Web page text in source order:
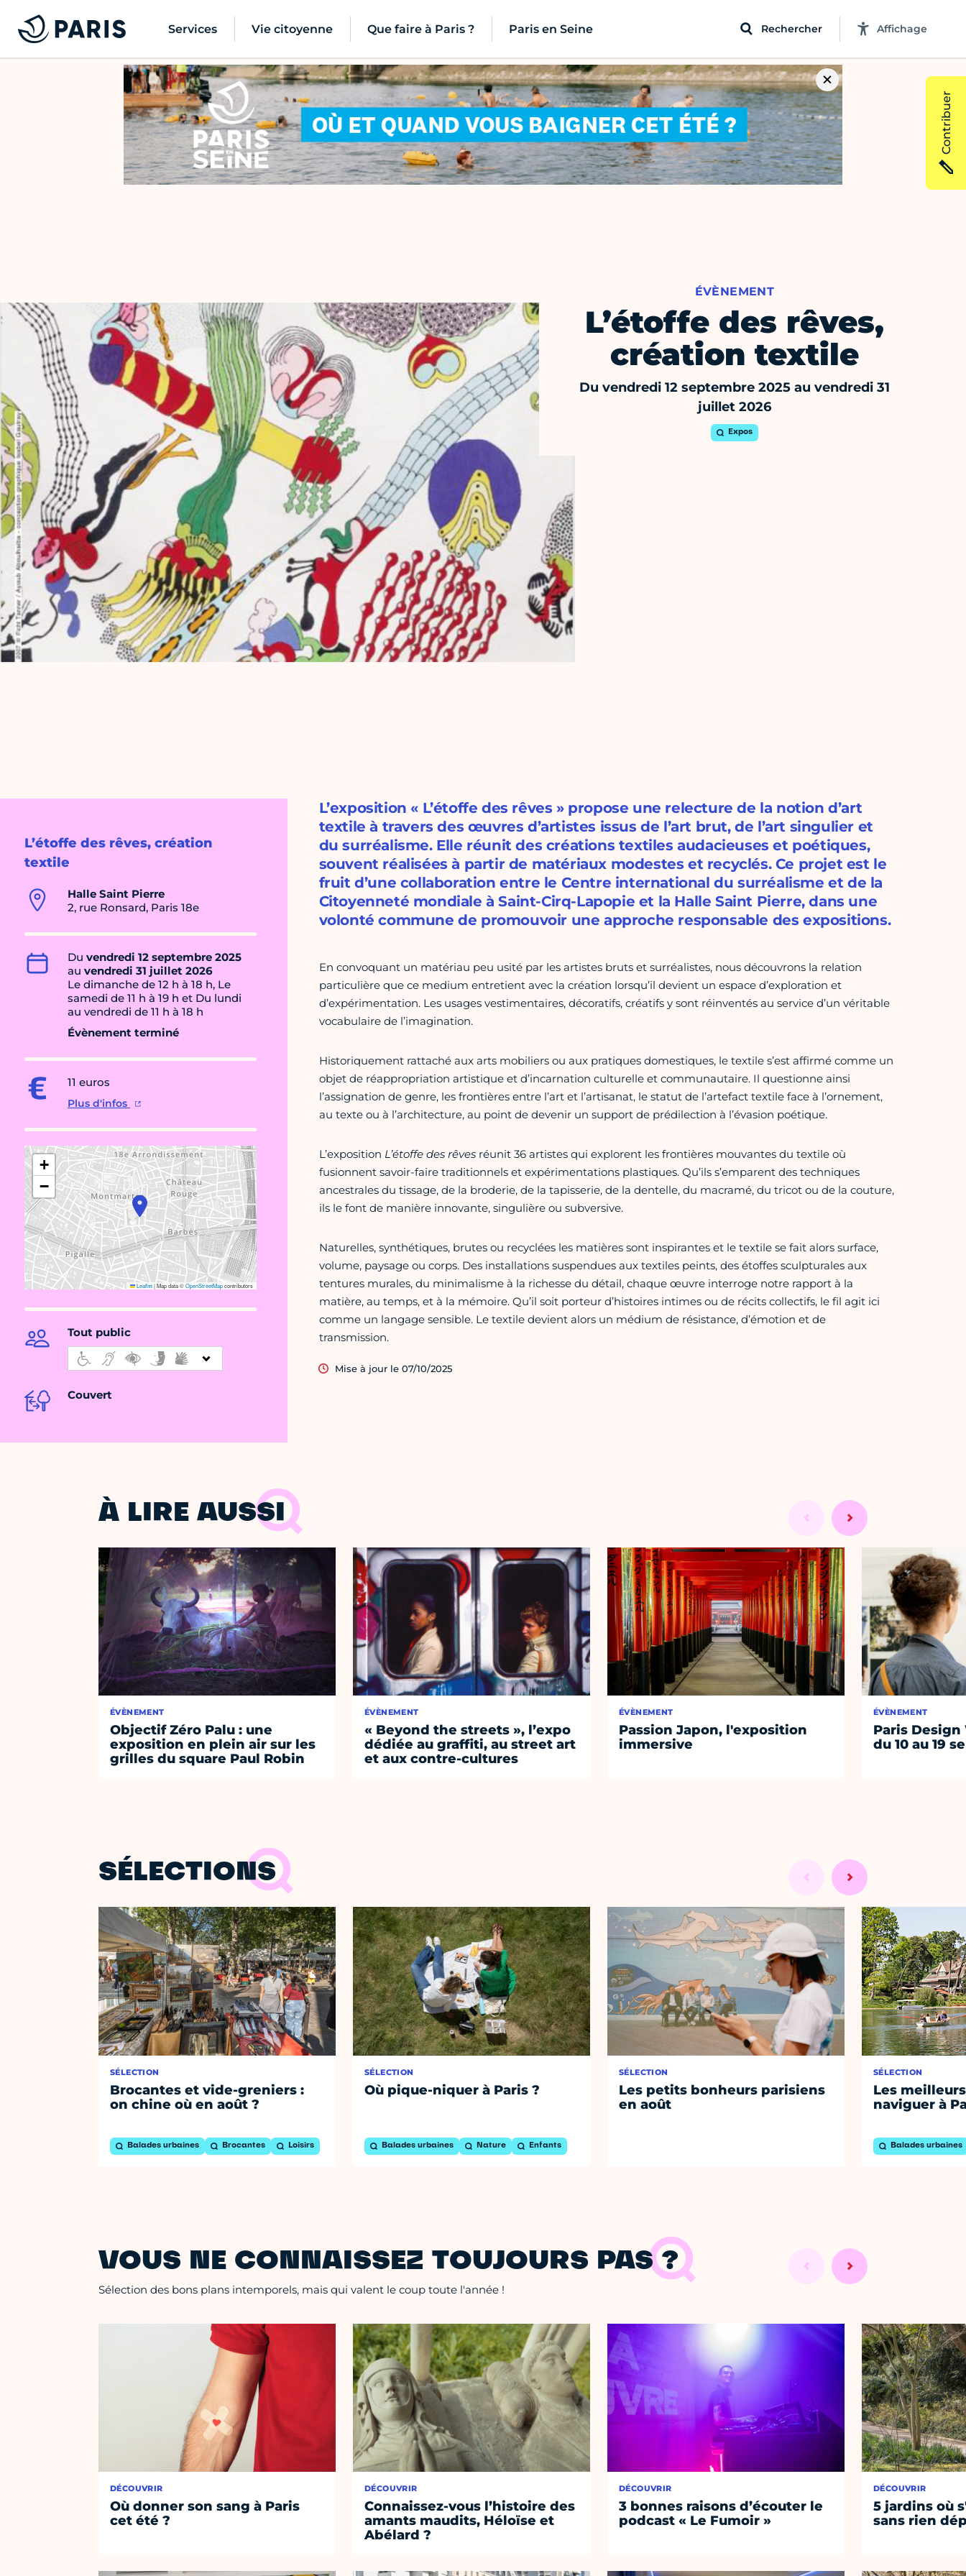
Services Vie citoyenne Que faire à Paris ? Paris en Seine Rechercher Affichage
ÉVÈNEMENT
L’étoffe des rêves,
création textile
Du vendredi 12 septembre 2025 au vendredi 31
juillet 2026
Expos
L’étoffe des rêves, création
textile
Halle Saint Pierre
2, rue Ronsard, Paris 18e
Du vendredi 12 septembre 2025
au vendredi 31 juillet 2026
Le dimanche de 12 h à 18 h, Le
samedi de 11 h à 19 h et Du lundi
au vendredi de 11 h à 18 h
Évènement terminé
11 euros
Plus d'infos
+
−
Leaflet|Map data ©OpenStreetMapcontributors
Tout public
Couvert
L’exposition « L’étoffe des rêves » propose une relecture de la notion d’art
textile à travers des œuvres d’artistes issus de l’art brut, de l’art singulier et
du surréalisme. Elle réunit des créations textiles audacieuses et poétiques,
souvent réalisées à partir de matériaux modestes et recyclés. Ce projet est le
fruit d’une collaboration entre le Centre international du surréalisme et de la
Citoyenneté mondiale à Saint-Cirq-Lapopie et la Halle Saint Pierre, dans une
volonté commune de promouvoir une approche responsable des expositions.
En convoquant un matériau peu usité par les artistes bruts et surréalistes, nous découvrons la relation
particulière que ce medium entretient avec la création lorsqu’il devient un espace d’exploration et
d’expérimentation. Les usages vestimentaires, décoratifs, créatifs y sont réinventés au service d’un véritable
vocabulaire de l’imagination.
Historiquement rattaché aux arts mobiliers ou aux pratiques domestiques, le textile s’est affirmé comme un
objet de réappropriation artistique et d’incarnation culturelle et communautaire. Il questionne ainsi
l’assignation de genre, les frontières entre l’art et l’artisanat, le statut de l’artefact textile face à l’ornement,
au texte ou à l’architecture, au point de devenir un support de prédilection à l’évasion poétique.
L’exposition L’étoffe des rêvesréunit 36 artistes qui explorent les frontières mouvantes du textile où
fusionnent savoir-faire traditionnels et expérimentations plastiques. Qu’ils s’emparent des techniques
ancestrales du tissage, de la broderie, de la tapisserie, de la dentelle, du macramé, du tricot ou de la couture,
ils le font de manière innovante, singulière ou subversive.
Naturelles, synthétiques, brutes ou recyclées les matières sont inspirantes et le textile se fait alors surface,
volume, paysage ou corps. Des installations suspendues aux textiles peints, des étoffes sculpturales aux
tentures murales, du minimalisme à la richesse du détail, chaque œuvre interroge notre rapport à la
matière, au temps, et à la mémoire. Qu’il soit porteur d’histoires intimes ou de récits collectifs, le fil agit ici
comme un langage sensible. Le textile devient alors un médium de résistance, d’émotion et de
transmission.
Mise à jour le 07/10/2025
À LIRE AUSSI
ÉVÈNEMENT
Objectif Zéro Palu : une
exposition en plein air sur les
grilles du square Paul Robin
ÉVÈNEMENT
« Beyond the streets », l’expo
dédiée au graffiti, au street art
et aux contre-cultures
ÉVÈNEMENT
Passion Japon, l'exposition
immersive
ÉVÈNEMENT
Paris
du 10 au 19
SÉLECTIONS
SÉLECTION
Brocantes et vide-greniers :
on chine où en août ?
Balades urbaines Brocantes Loisirs
SÉLECTION
Où pique-niquer à Paris ?
Balades urbaines Nature Enfants
SÉLECTION
Les petits bonheurs parisiens
en août
SÉLECTION
Les
naviguer à
Balades urbaines
VOUS NE CONNAISSEZ TOUJOURS PAS ?
Sélection des bons plans intemporels, mais qui valent le coup toute l'année !
DÉCOUVRIR
Où donner son sang à Paris
cet été ?
DÉCOUVRIR
Connaissez-vous l’histoire des
amants maudits, Héloïse et
Abélard ?
DÉCOUVRIR
3 bonnes raisons d’écouter le
podcast « Le Fumoir »
DÉCOUVRIR
5 jardins où
sans rien
Contribuer